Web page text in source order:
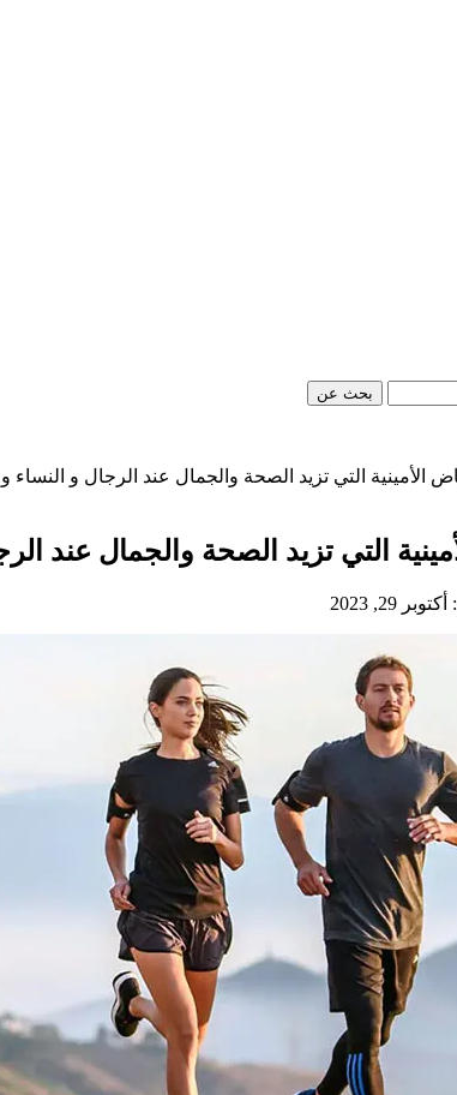
بحث عن
الأمينية التي تزيد الصحة والجمال عند الرجال و
التي تزيد الصحة والجمال عند
29, 2023